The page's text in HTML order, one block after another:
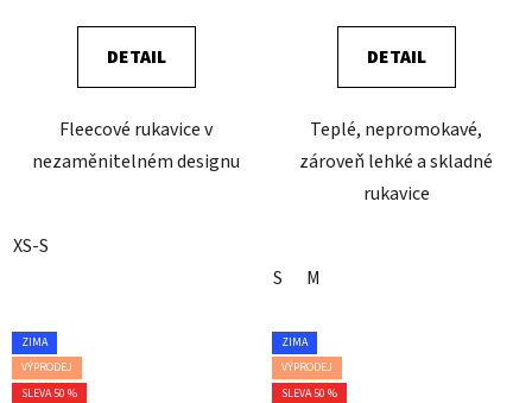
DETAIL
Fleecové rukavice v
nezaměnitelném designu
XS-S
DETAIL
Teplé, nepromokavé,
zároveň lehké a skladné
rukavice
S M
ZIMA
VÝPRODEJ
SLEVA 50 %
ZIMA
VÝPRODEJ
SLEVA 50 %